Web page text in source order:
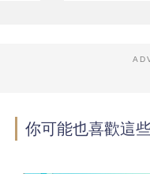
你可能也喜歡這